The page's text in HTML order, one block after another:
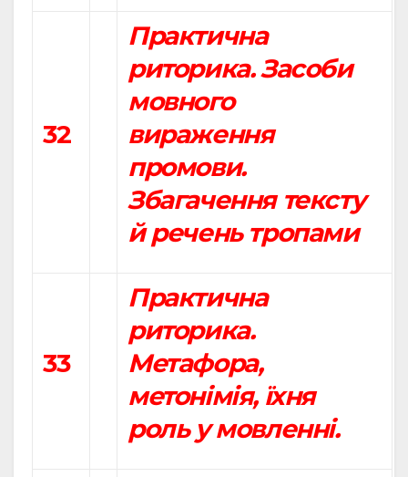
32
Практична
риторика. Засоби
мовного
вираження
промови.
Збагачення тексту
й речень тропами
33
Практична
риторика.
Метафора,
метонімія, їхня
роль у мовленні.